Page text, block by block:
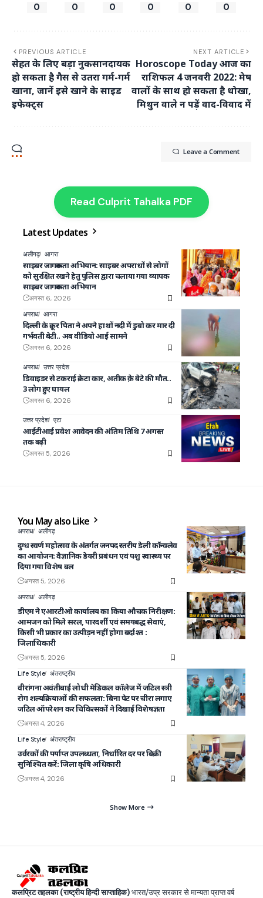
0 0 0 0 0 0
PREVIOUS ARTICLE
सेहत के लिए बड़ा नुकसानदायक
हो सकता है गैस से उतरा गर्म-गर्म
खाना, जानें इसे खाने के साइड
इफेक्ट्स
NEXT ARTICLE
Horoscope Today आज का
राशिफल 4 जनवरी 2022: मेष
वालों के साथ हो सकता है धोखा,
मिथुन वाले न पड़ें वाद-विवाद में
Leave a Comment
Read Culprit Tahalka PDF
Latest Updates
अलीगढ़ आगरा
साइबर जागरूकता अभियान: साइबर अपराधों से लोगों
को सुरक्षित रखने हेतु पुलिस द्वारा चलाया गया व्यापक
साइबर जागरूकता अभियान
अगस्त 6, 2026
अपराध आगरा
दिल्ली के क्रूर पिता ने अपने हाथों नदी में डुबो कर मार दी
गर्भवती बेटी.. अब वीडियो आई सामने
अगस्त 6, 2026
अपराध उत्तर प्रदेश
डिवाइडर से टकराई क्रेटा कार, अतीक क़े बेटे की मौत..
3 लोग हुए घायल
अगस्त 6, 2026
उत्तर प्रदेश एटा
आईटीआई प्रवेश आवेदन की अंतिम तिथि 7 अगस्त
तक बढ़ी
अगस्त 5, 2026
You May also Like
अपराध अलीगढ़
दुग्ध स्वर्ण महोत्सव के अंतर्गत जनपद स्तरीय डेली कॉन्क्लेव
का आयोजन: वैज्ञानिक डेयरी प्रबंधन एवं पशु स्वास्थ्य पर
दिया गया विशेष बल
अगस्त 5, 2026
अपराध अलीगढ़
डीएम ने एआरटीओ कार्यालय का किया औचक निरीक्षण:
आमजन को मिले सरल, पारदर्शी एवं समयबद्ध सेवाएं,
किसी भी प्रकार का उत्पीड़न नहीं होगा बर्दाश्त :
जिलाधिकारी
अगस्त 5, 2026
Life Style अंतराष्ट्रीय
वीरांगना अवंतीबाई लोधी मेडिकल कॉलेज में जटिल स्त्री
रोग शल्यक्रियाओं की सफलता: बिना पेट पर चीरा लगाए
जटिल ऑपरेशन कर चिकित्सकों ने दिखाई विशेषज्ञता
अगस्त 4, 2026
Life Style अंतराष्ट्रीय
उर्वरकों की पर्याप्त उपलब्धता, निर्धारित दर पर बिक्री
सुनिश्चित करें: जिला कृषि अधिकारी
अगस्त 4, 2026
Show More
कलप्रिट तहलका (राष्ट्रीय हिन्दी साप्ताहिक)भारत/उप्र सरकार से मान्यता प्राप्त वर्ष